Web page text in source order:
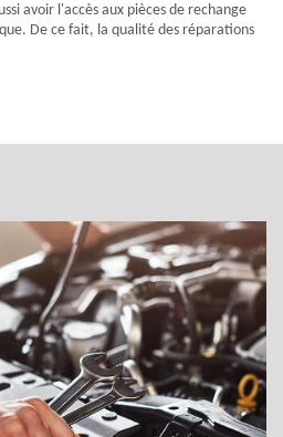
avoir l'accès aux pièces de rechange
De ce fait, la qualité des réparations